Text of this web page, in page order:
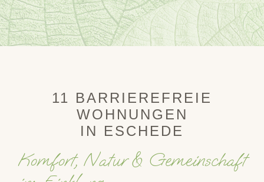
11 BARRIEREFREIE
WOHNUNGEN
IN ESCHEDE
Komfort, Natur & Gemeinschaft